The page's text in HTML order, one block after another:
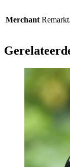
Merchant